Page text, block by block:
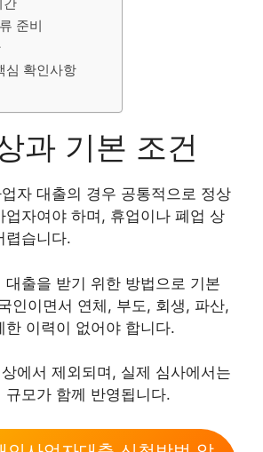
준비
심 확인사항
과 기본 조건
자 대출의 경우 공통적으로 정상
업자여야 하며, 휴업이나 폐업 상
렵습니다.
대출을 받기 위한 방법으로 기본
인이면서 연체, 부도, 회생, 파산,
한 이력이 없어야 합니다.
에서 제외되며, 실제 심사에서는
규모가 함께 반영됩니다.